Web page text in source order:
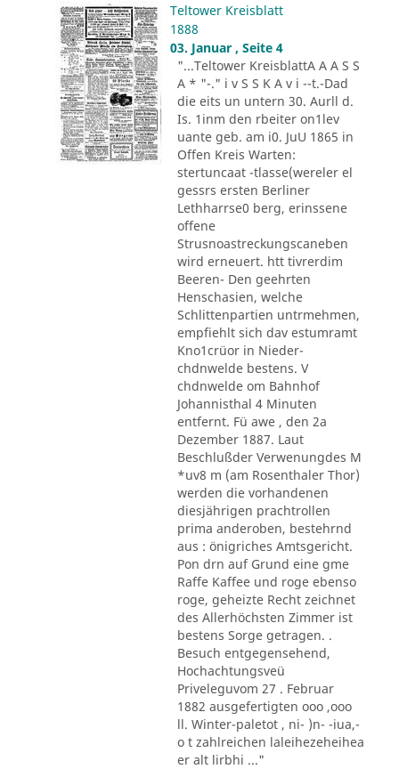
Teltower Kreisblatt
1888
03. Januar , Seite 4
"...Teltower KreisblattA A A S S
A * "-." i v S S K A v i --t.-Dad
die eits un untern 30. Aurll d.
Is. 1inm den rbeiter on1lev
uante geb. am i0. JuU 1865 in
Offen Kreis Warten:
stertuncaat -tlasse(wereler el
gessrs ersten Berliner
Lethharrse0 berg, erinssene
offene
Strusnoastreckungscaneben
wird erneuert. htt tivrerdim
Beeren- Den geehrten
Henschasien, welche
Schlittenpartien untrmehmen,
empfiehlt sich dav estumramt
Kno1crüor in Nieder-
chdnwelde bestens. V
chdnwelde om Bahnhof
Johannisthal 4 Minuten
entfernt. Fü awe , den 2a
Dezember 1887. Laut
Beschlußder Verwenungdes M
*uv8 m (am Rosenthaler Thor)
werden die vorhandenen
diesjährigen prachtrollen
prima anderoben, bestehrnd
aus : önigriches Amtsgericht.
Pon drn auf Grund eine gme
Raffe Kaffee und roge ebenso
roge, geheizte Recht zeichnet
des Allerhöchsten Zimmer ist
bestens Sorge getragen. .
Besuch entgegensehend,
Hochachtungsveü
Priveleguvom 27 . Februar
1882 ausgefertigten ooo ,ooo
ll. Winter-paletot , ni- )n- -iua,-
o t zahlreichen laleihezeheihea
er alt lirbhi ..."